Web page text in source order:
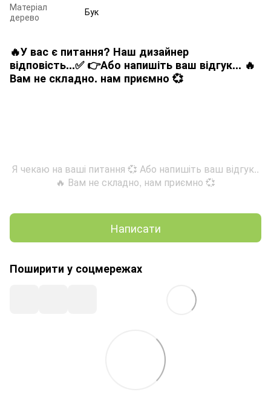
Матеріал
дерево
Бук
🔥У вас є питання? Наш дизайнер
відповість...✅ 👉Або напишіть ваш відгук... 🔥
Вам не складно. нам приємно 💞
Я чекаю на ваші питання 💞 Або напишіть ваш відгук..
🔥 Вам не складно, нам приємно 💞
Написати
Поширити у соцмережах